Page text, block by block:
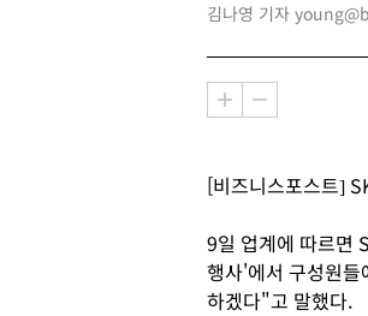
김나영 기자
[비즈니스포스트]
9일 업계에 따르면
행사'에서 구성원
하겠다"고 말했다.